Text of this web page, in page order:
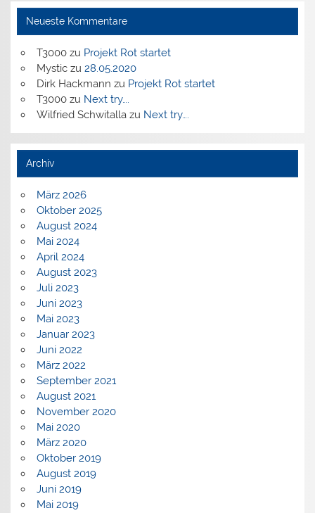
Neueste Kommentare
T3000zu Projekt Rot startet
Mysticzu 28.05.2020
Dirk Hackmann zu Projekt Rot startet
T3000zu Next try….
Wilfried Schwitallazu Next try….
Archiv
März 2026
Oktober 2025
August 2024
Mai 2024
April 2024
August 2023
Juli 2023
Juni 2023
Mai 2023
Januar 2023
Juni 2022
März 2022
September 2021
August 2021
November 2020
Mai 2020
März 2020
Oktober 2019
August 2019
Juni 2019
Mai 2019